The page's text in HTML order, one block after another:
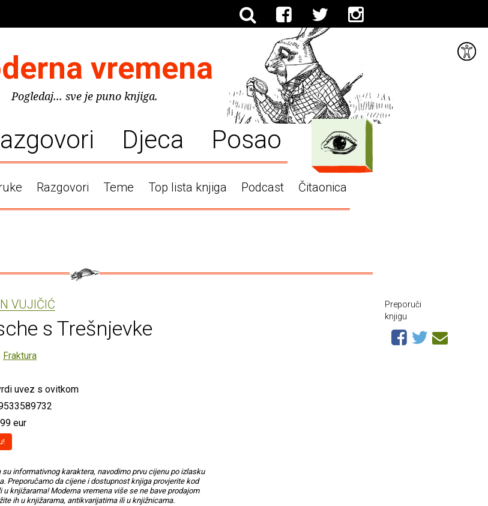
vremena
Pogledaj... sve je puno knjiga.
Djeca Posao
Razgovori Teme Top lista knjiga Podcast Čitaonica
VUJIČIĆ
s Trešnjevke
Fraktura
uvez s ovitkom
eur
su informativnog karaktera, navodimo prvu cijenu po izlasku
Preporučamo da cijene i dostupnost knjiga provjerite kod
u knjižarama! Moderna vremena više se ne bave prodajom
ih u knjižarama, antikvarijatima ili u knjižnicama.
Preporuči
knjigu